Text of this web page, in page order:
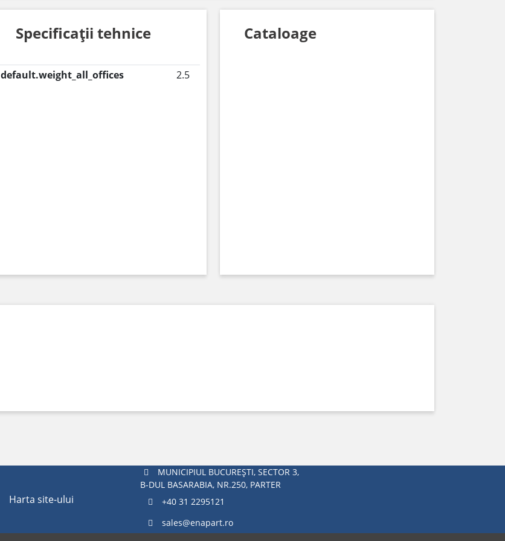
Specificații tehnice
default.weight_all_offices 2.5
Cataloage
Harta site-ului
MUNICIPIUL BUCUREŞTI, SECTOR 3,
B-DUL BASARABIA, NR.250, PARTER
+40 31 2295121
sales@enapart.ro